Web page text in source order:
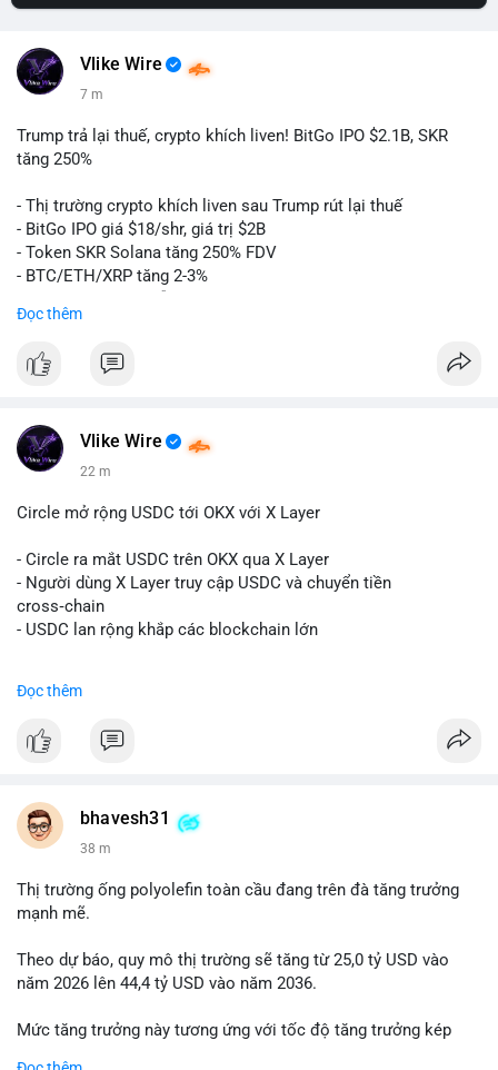
Vlike Wire
7 m
Trump trả lại thuế, crypto khích liven! BitGo IPO $2.1B, SKR
tăng 250%
- Thị trường crypto khích liven sau Trump rút lại thuế
- BitGo IPO giá $18/shr, giá trị $2B
- Token SKR Solana tăng 250% FDV
- BTC/ETH/XRP tăng 2-3%
- US Senates chuẩn bị hành động Clarity Act
- Nga công nhận crypto là tài sản
$btc#btc$eth
📰 Nguồn: Decrypt
Đọc thêm
Vlike Wire
22 m
Circle mở rộng USDC tới OKX với X Layer
- Circle ra mắt USDC trên OKX qua X Layer
- Người dùng X Layer truy cập USDC và chuyển tiền
cross‑chain
- USDC lan rộng khắp các blockchain lớn
📰 Nguồn: Cointelegraph
Đọc thêm
bhavesh31
39 m
Thị trường ống polyolefin toàn cầu đang trên đà tăng trưởng
mạnh mẽ.
Theo dự báo, quy mô thị trường sẽ tăng từ 25,0 tỷ USD vào
năm 2026 lên 44,4 tỷ USD vào năm 2036.
Mức tăng trưởng này tương ứng với tốc độ tăng trưởng kép